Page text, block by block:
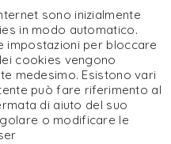
sono inizialmente
in modo automatico.
impostazioni per bloccare
cookies vengono
medesimo. Esistono vari
può fare riferimento al
di aiuto del suo
o modificare le